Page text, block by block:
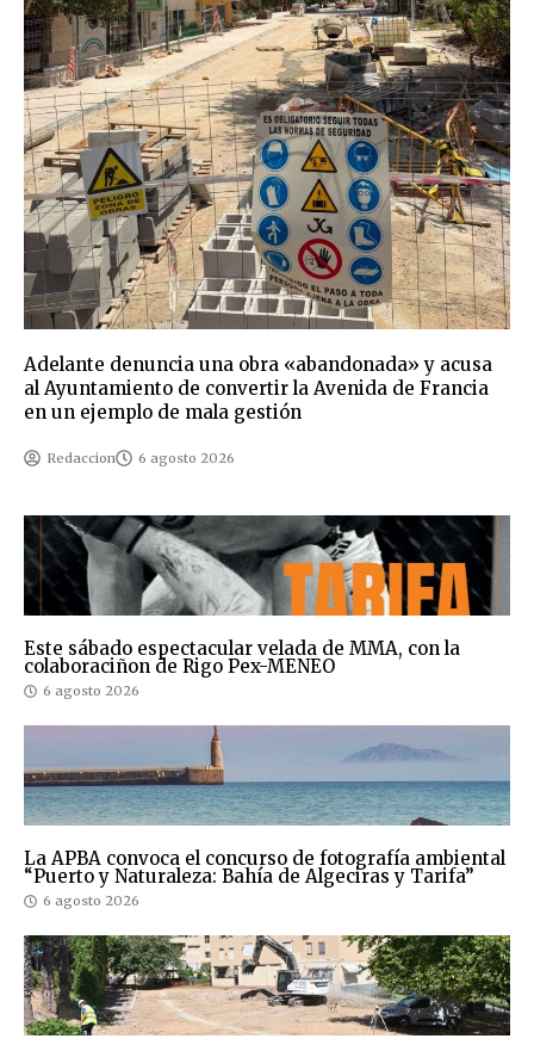
Adelante denuncia una obra «abandonada» y acusa
al Ayuntamiento de convertir la Avenida de Francia
en un ejemplo de mala gestión
Redaccion 6 agosto 2026
Este sábado espectacular velada de MMA, con la
colaboraciñon de Rigo Pex-MENEO
6 agosto 2026
La APBA convoca el concurso de fotografía ambiental
“Puerto y Naturaleza: Bahía de Algeciras y Tarifa”
6 agosto 2026